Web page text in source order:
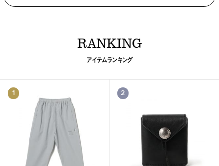
RANKING
アイテムランキング
1 2